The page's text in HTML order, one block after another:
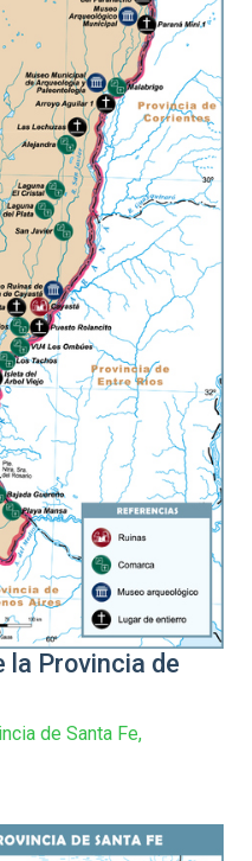
la Provincia de
de Santa Fe,